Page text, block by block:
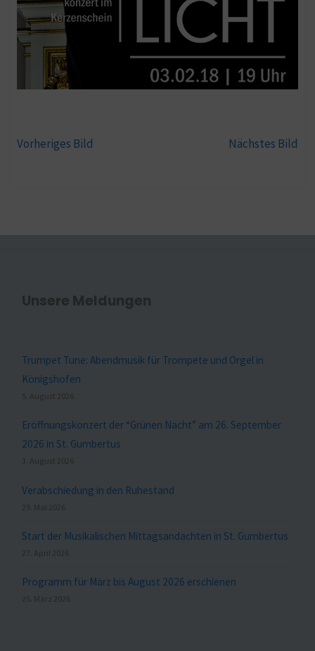
Vorheriges Bild Nächstes Bild
Unsere Meldungen
Trumpet Tune: Abendmusik für Trompete und Orgel in
Königshofen
5. August 2026
Eröffnungskonzert der “Grünen Nacht” am 26. September
2026 in St. Gumbertus
3. August 2026
Verabschiedung in den Ruhestand
29. Mai 2026
Start der Musikalischen Mittagsandachten in St. Gumbertus
27. April 2026
Programm für März bis August 2026 erschienen
25. März 2026